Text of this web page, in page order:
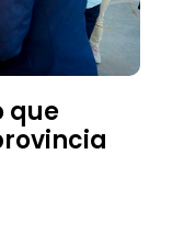
que